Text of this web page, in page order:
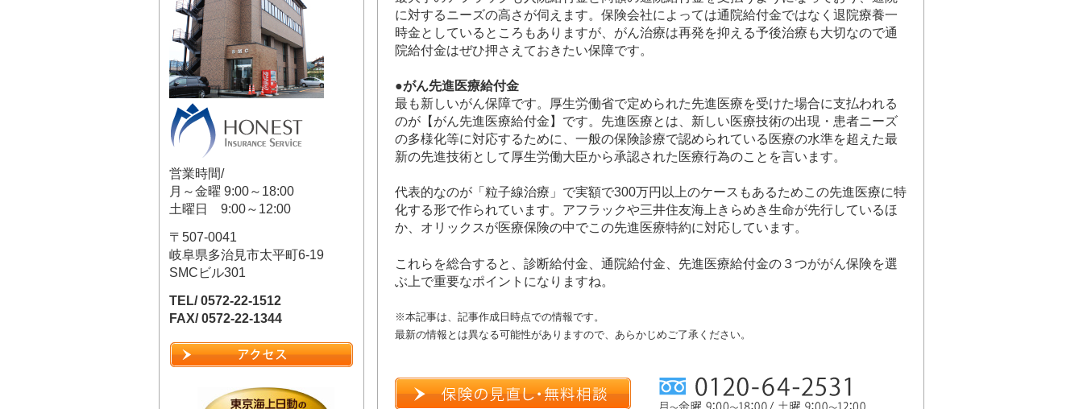
に対するニーズの高さが伺えます。保険会社によっては通院給付金ではなく退院療養一
時金としているところもありますが、がん治療は再発を抑える予後治療も大切なので通
院給付金はぜひ押さえておきたい保障です。
●がん先進医療給付金
最も新しいがん保障です。厚生労働省で定められた先進医療を受けた場合に支払われる
のが【がん先進医療給付金】です。先進医療とは、新しい医療技術の出現・患者ニーズ
の多様化等に対応するために、一般の保険診療で認められている医療の水準を超えた最
新の先進技術として厚生労働大臣から承認された医療行為のことを言います。
代表的なのが「粒子線治療」で実額で300万円以上のケースもあるためこの先進医療に特
化する形で作られています。アフラックや三井住友海上きらめき生命が先行しているほ
か、オリックスが医療保険の中でこの先進医療特約に対応しています。
これらを総合すると、診断給付金、通院給付金、先進医療給付金の３つががん保険を選
ぶ上で重要なポイントになりますね。
※本記事は、記事作成日時点での情報です。
最新の情報とは異なる可能性がありますので、あらかじめご了承ください。
営業時間/
月～金曜 9:00～18:00
土曜日 9:00～12:00
〒507-0041
岐阜県多治見市太平町6-19
SMCビル301
TEL/ 0572-22-1512
FAX/ 0572-22-1344